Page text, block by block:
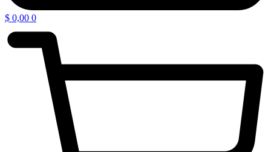
$ 0,00 0